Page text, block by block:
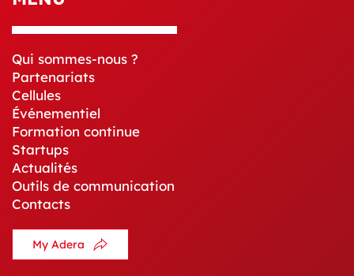
Qui sommes-nous ?
Partenariats
Cellules
Événementiel
Formation continue
Startups
Actualités
Outils de communication
Contacts
My Adera